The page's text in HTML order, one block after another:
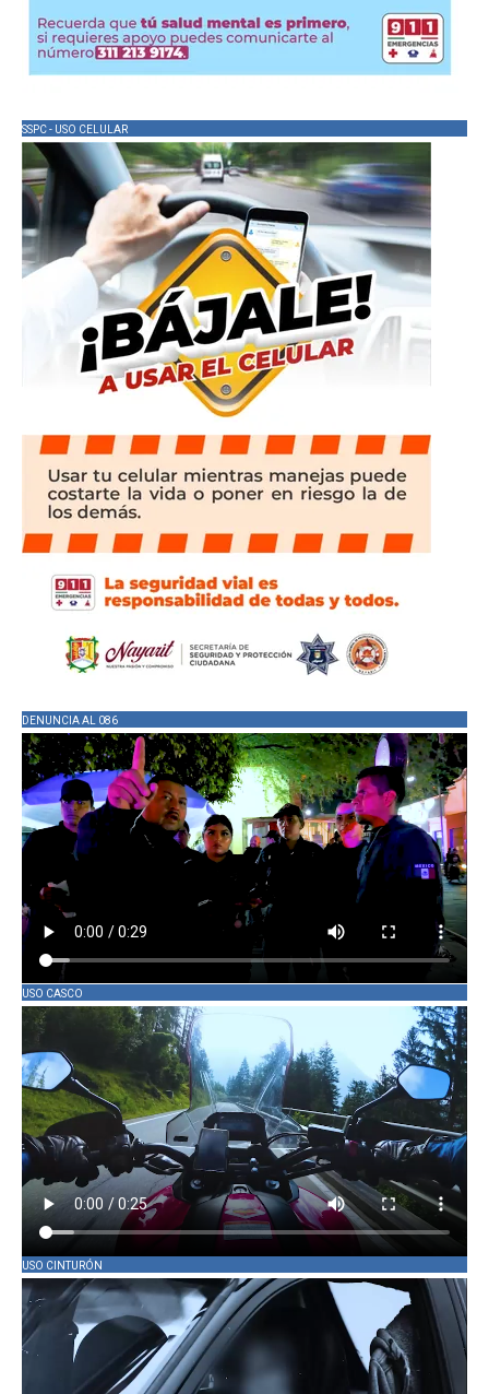
SSPC - USO CELULAR
DENUNCIA AL 086
USO CASCO
USO CINTURÓN